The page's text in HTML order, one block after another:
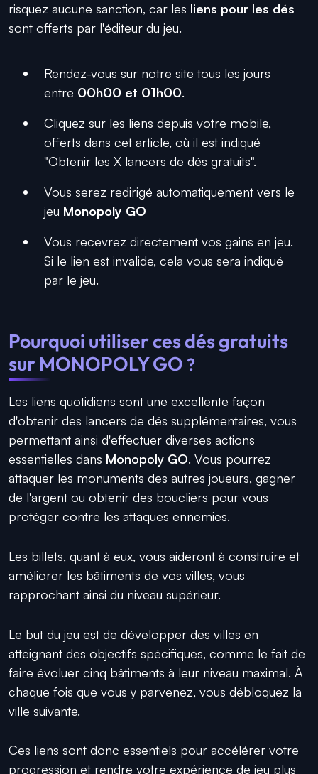
risquez aucune sanction, car les liens pour les dés
sont offerts par l'éditeur du jeu.
Rendez-vous sur notre site tous les jours
entre 00h00 et 01h00.
Cliquez sur les liens depuis votre mobile,
offerts dans cet article, où il est indiqué
"Obtenir les X lancers de dés gratuits".
Vous serez redirigé automatiquement vers le
jeu Monopoly GO
Vous recevrez directement vos gains en jeu.
Si le lien est invalide, cela vous sera indiqué
par le jeu.
Pourquoi utiliser ces dés gratuits
sur MONOPOLY GO ?
Les liens quotidiens sont une excellente façon
d'obtenir des lancers de dés supplémentaires, vous
permettant ainsi d'effectuer diverses actions
essentielles dans Monopoly GO. Vous pourrez
attaquer les monuments des autres joueurs, gagner
de l'argent ou obtenir des boucliers pour vous
protéger contre les attaques ennemies.
Les billets, quant à eux, vous aideront à construire et
améliorer les bâtiments de vos villes, vous
rapprochant ainsi du niveau supérieur.
Le but du jeu est de développer des villes en
atteignant des objectifs spécifiques, comme le fait de
faire évoluer cinq bâtiments à leur niveau maximal. À
chaque fois que vous y parvenez, vous débloquez la
ville suivante.
Ces liens sont donc essentiels pour accélérer votre
progression et rendre votre expérience de jeu plus